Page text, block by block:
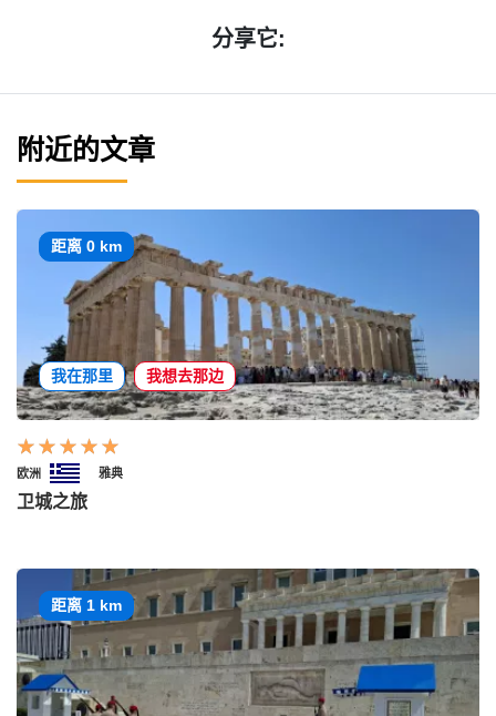
分享它:
附近的文章
距离 0 km
我在那里 我想去那边
欧洲 雅典
卫城之旅
距离 1 km